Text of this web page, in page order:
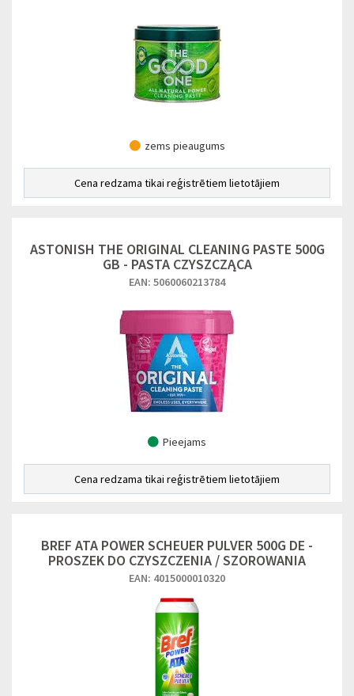
zems pieaugums
Cena redzama tikai reģistrētiem lietotājiem
ASTONISH THE ORIGINAL CLEANING PASTE 500G
GB - PASTA CZYSZCZĄCA
EAN: 5060060213784
Pieejams
Cena redzama tikai reģistrētiem lietotājiem
BREF ATA POWER SCHEUER PULVER 500G DE -
PROSZEK DO CZYSZCZENIA / SZOROWANIA
EAN: 4015000010320